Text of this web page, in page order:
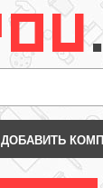
ДОБАВИТЬ